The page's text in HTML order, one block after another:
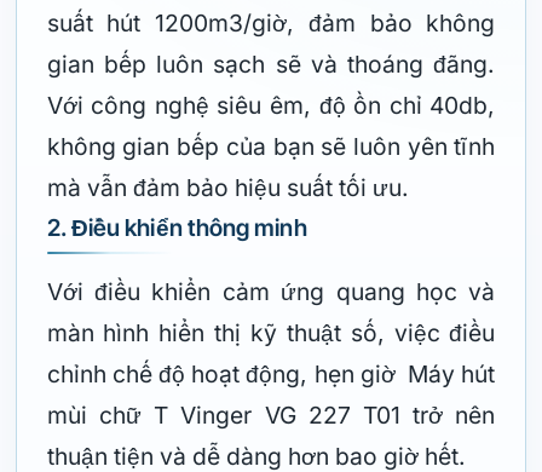
suất hút 1200m3/giờ, đảm bảo không
gian bếp luôn sạch sẽ và thoáng đãng.
Với công nghệ siêu êm, độ ồn chỉ 40db,
không gian bếp của bạn sẽ luôn yên tĩnh
mà vẫn đảm bảo hiệu suất tối ưu.
2. Điều khiển thông minh
Với điều khiển cảm ứng quang học và
màn hình hiển thị kỹ thuật số, việc điều
chỉnh chế độ hoạt động, hẹn giờ Máy hút
mùi chữ T Vinger VG 227 T01 trở nên
thuận tiện và dễ dàng hơn bao giờ hết.